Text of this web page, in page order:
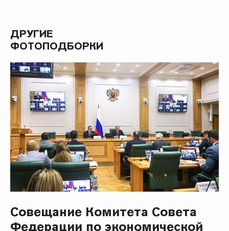
ДРУГИЕ
ФОТОПОДБОРКИ
Совещание Комитета Совета
Федерации по экономической